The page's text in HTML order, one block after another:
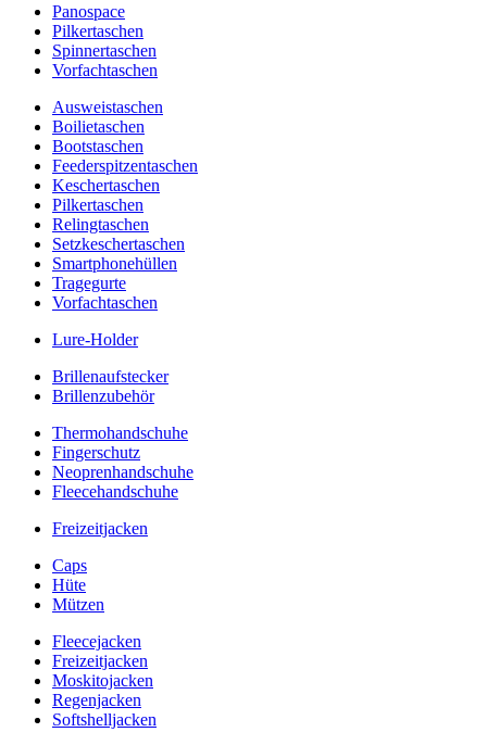
Panospace
Pilkertaschen
Spinnertaschen
Vorfachtaschen
Ausweistaschen
Boilietaschen
Bootstaschen
Feederspitzentaschen
Keschertaschen
Pilkertaschen
Relingtaschen
Setzkeschertaschen
Smartphonehüllen
Tragegurte
Vorfachtaschen
Lure-Holder
Brillenaufstecker
Brillenzubehör
Thermohandschuhe
Fingerschutz
Neoprenhandschuhe
Fleecehandschuhe
Freizeitjacken
Caps
Hüte
Mützen
Fleecejacken
Freizeitjacken
Moskitojacken
Regenjacken
Softshelljacken